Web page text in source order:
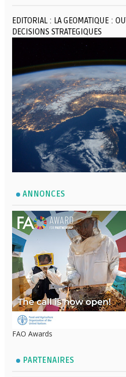
EDITORIAL : LA GEOMATIQUE :
DECISIONS STRATEGIQUES
ANNONCES
FAO Awards
PARTENAIRES